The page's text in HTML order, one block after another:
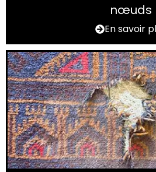
nœuds
En savoir